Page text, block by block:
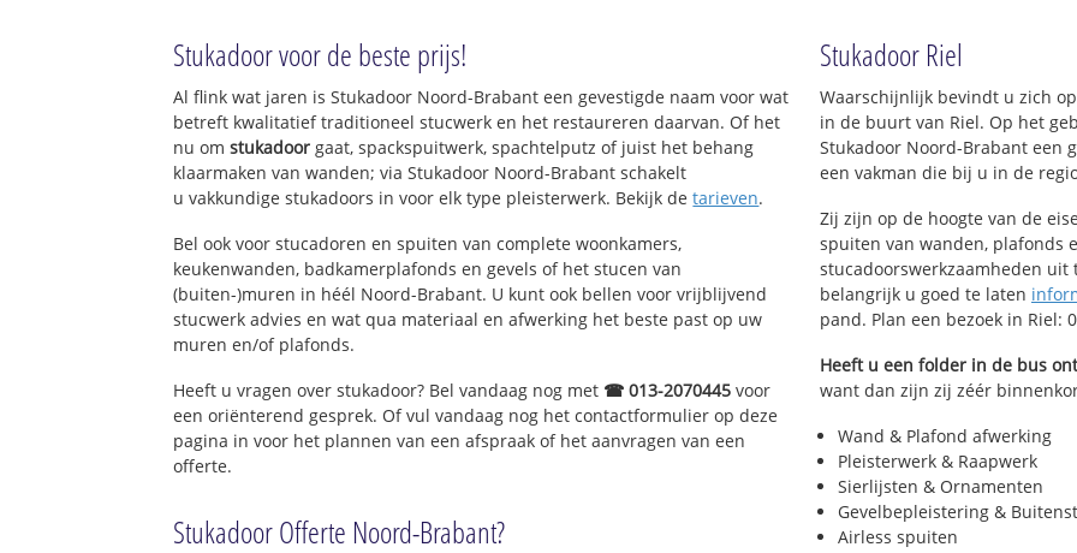
Riel
Riel-Dorp
Spaansehoek
Stukadoor voor de beste prijs!
Al flink wat jaren is Stukadoor Noord-Brabant een gevestigde naam voor wat
betreft kwalitatief traditioneel stucwerk en het restaureren daarvan. Of het
nu omstukadoor gaat, spackspuitwerk, spachtelputz of juist het behang
klaarmaken van wanden; via Stukadoor Noord-Brabant schakelt
u vakkundige stukadoors in voor elk type pleisterwerk. Bekijk detarieven.
Bel ook voor stucadoren en spuiten van complete woonkamers,
keukenwanden, badkamerplafonds en gevels of het stucen van
(buiten-)muren in héél Noord-Brabant. U kunt ook bellen voor vrijblijvend
stucwerk advies en wat qua materiaal en afwerking het beste past op uw
muren en/of plafonds.
Heeft u vragen over stukadoor? Bel vandaag nog met ☎ 013-2070445 voor
een oriënterend gesprek. Of vul vandaag nog het contactformulier op deze
pagina in voor het plannen van een afspraak of het aanvragen van een
offerte.
Stukadoor Offerte Noord-Brabant?
Stukadoor Riel
Waarschijnlijk bevindt u zich
in de buurt van Riel. Op het
Stukadoor Noord-Brabant een
een vakman die bij u in de
Zij zijn op de hoogte van de
spuiten van wanden, plafonds
stucadoorswerkzaamheden
belangrijk u goed te laten
pand. Plan een bezoek in Riel:
Heeft u een folder in de bus
want dan zijn zij zéér
Wand & Plafond afwerking
Pleisterwerk & Raapwerk
Sierlijsten & Ornamenten
Gevelbepleistering &
Airless spuiten